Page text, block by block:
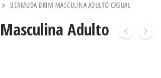
BERMUDA BRIM MASCULINA ADULTO CASUAL
Adulto